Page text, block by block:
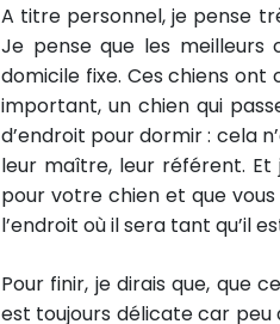
A titre personnel, je pense
Je pense que les meilleurs
domicile fixe. Ces chiens
important, un chien qui
d’endroit pour dormir : cela
leur maître, leur référent. Et
pour votre chien et que vous
l’endroit où il sera tant qu’il
Pour finir, je dirais que, que
est toujours délicate car peu